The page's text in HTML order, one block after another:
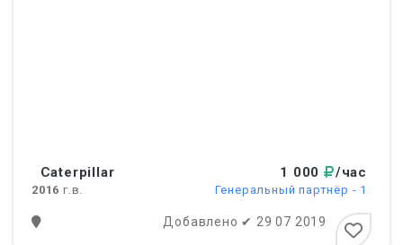
Caterpillar 1 000 /час
2016 г.в. Генеральный партнёр - 1
Добавлено ✔ 29 07 2019